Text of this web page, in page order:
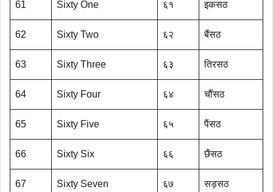
61 Sixty One ६१ इकसठ
62 Sixty Two ६२ बैंसठ
63 Sixty Three ६३ तिरसठ
64 Sixty Four ६४ चौंसठ
65 Sixty Five ६५ पैंसठ
66 Sixty Six ६६ छैंसठ
67 Sixty Seven ६७ सड़सठ